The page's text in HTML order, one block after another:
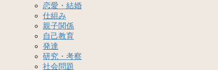
恋愛・結婚
仕組み
親子関係
自己教育
発達
研究・考察
社会問題